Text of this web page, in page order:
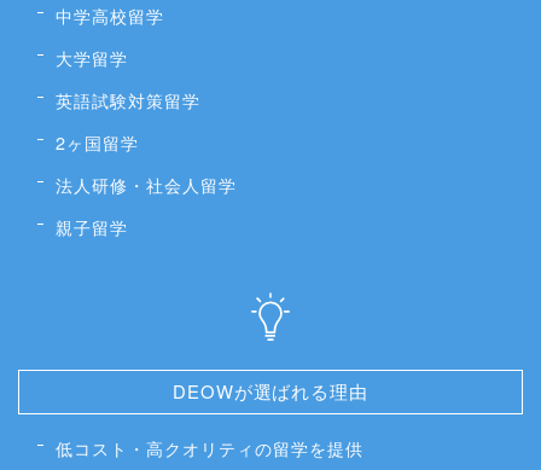
中学高校留学
大学留学
英語試験対策留学
2ヶ国留学
法人研修・社会人留学
親子留学
DEOWが選ばれる理由
低コスト・高クオリティの留学を提供